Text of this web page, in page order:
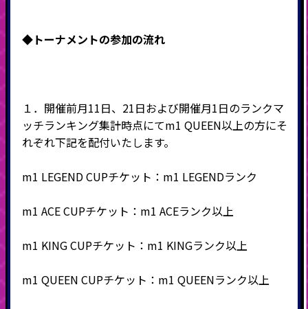
◆トーナメントの参加の流れ
１． 開催前月11日、21日および開催月1日のランクマ
ッチランキング集計時点にてm1 QUEEN以上の方にそ
れぞれ下記を配付いたします。
m1 LEGEND CUPチケット：m1 LEGENDランク
m1 ACE CUPチケット：m1 ACEランク以上
m1 KING CUPチケット：m1 KINGランク以上
m1 QUEEN CUPチケット：m1 QUEENランク以上